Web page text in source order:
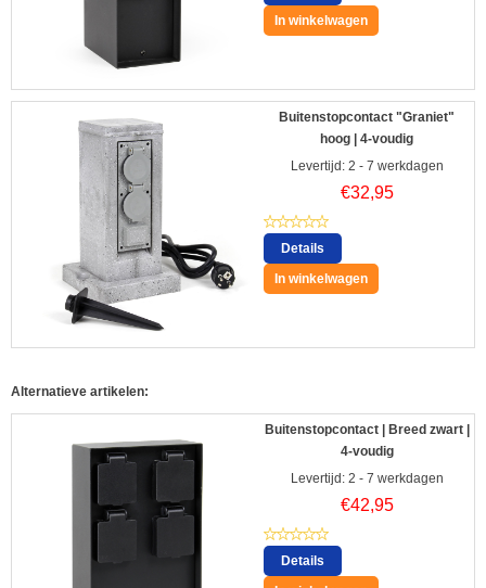
In winkelwagen
Buitenstopcontact "Graniet"
hoog | 4-voudig
Levertijd: 2 - 7 werkdagen
€32,95
Details
In winkelwagen
Alternatieve artikelen:
Buitenstopcontact | Breed zwart |
4-voudig
Levertijd: 2 - 7 werkdagen
€42,95
Details